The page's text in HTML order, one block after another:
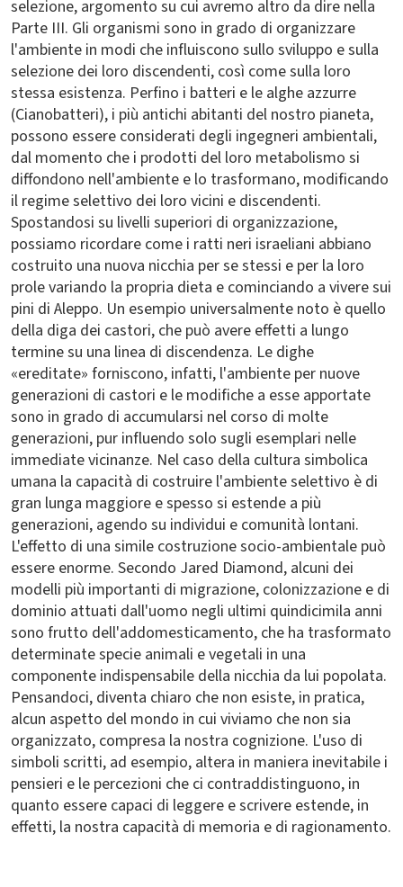
selezione, argomento su cui avremo altro da dire nella
Parte III. Gli organismi sono in grado di organizzare
l'ambiente in modi che influiscono sullo sviluppo e sulla
selezione dei loro discendenti, così come sulla loro
stessa esistenza. Perfino i batteri e le alghe azzurre
(Cianobatteri), i più antichi abitanti del nostro pianeta,
possono essere considerati degli ingegneri ambientali,
dal momento che i prodotti del loro metabolismo si
diffondono nell'ambiente e lo trasformano, modificando
il regime selettivo dei loro vicini e discendenti.
Spostandosi su livelli superiori di organizzazione,
possiamo ricordare come i ratti neri israeliani abbiano
costruito una nuova nicchia per se stessi e per la loro
prole variando la propria dieta e cominciando a vivere sui
pini di Aleppo. Un esempio universalmente noto è quello
della diga dei castori, che può avere effetti a lungo
termine su una linea di discendenza. Le dighe
«ereditate» forniscono, infatti, l'ambiente per nuove
generazioni di castori e le modifiche a esse apportate
sono in grado di accumularsi nel corso di molte
generazioni, pur influendo solo sugli esemplari nelle
immediate vicinanze. Nel caso della cultura simbolica
umana la capacità di costruire l'ambiente selettivo è di
gran lunga maggiore e spesso si estende a più
generazioni, agendo su individui e comunità lontani.
L'effetto di una simile costruzione socio-ambientale può
essere enorme. Secondo Jared Diamond, alcuni dei
modelli più importanti di migrazione, colonizzazione e di
dominio attuati dall'uomo negli ultimi quindicimila anni
sono frutto dell'addomesticamento, che ha trasformato
determinate specie animali e vegetali in una
componente indispensabile della nicchia da lui popolata.
Pensandoci, diventa chiaro che non esiste, in pratica,
alcun aspetto del mondo in cui viviamo che non sia
organizzato, compresa la nostra cognizione. L'uso di
simboli scritti, ad esempio, altera in maniera inevitabile i
pensieri e le percezioni che ci contraddistinguono, in
quanto essere capaci di leggere e scrivere estende, in
effetti, la nostra capacità di memoria e di ragionamento.